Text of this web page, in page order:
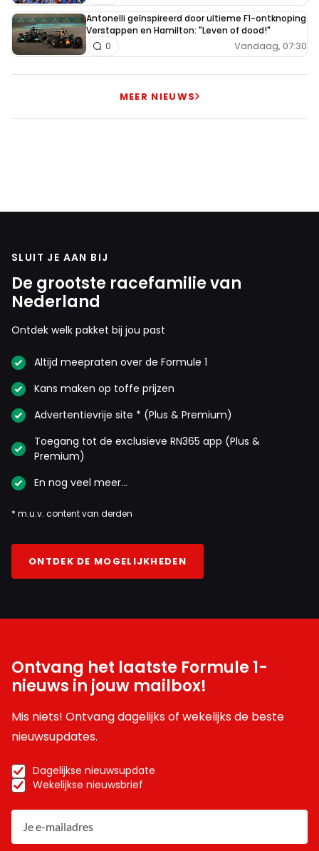
Antonelli geïnspireerd door ultieme F1-ontknoping
Verstappen en Hamilton: "Leven of dood!"
Vandaag, 07:30
0
MEER NIEUWS
SLUIT JE AAN BIJ
De grootste racefamilie van
Nederland
Ontdek welk pakket bij jou past
Altijd meepraten over de Formule 1
Kans maken op toffe prijzen
Advertentievrije site * (Plus & Premium)
Toegang tot de exclusieve RN365 app (Plus &
Premium)
En nog veel meer…
* m.u.v. content van derden
ONTDEK DE MOGELIJKHEDEN
Ontvang het laatste Formule 1-
nieuws in jouw mailbox!
Mis niets! Ontvang dagelijks of wekelijks de beste
nieuwsupdates.
Dagelijkse nieuwsupdate
Wekelijkse nieuwsbrief